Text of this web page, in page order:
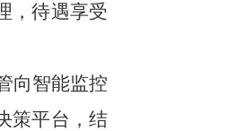
，待遇享受
向智能监控
策平台，结